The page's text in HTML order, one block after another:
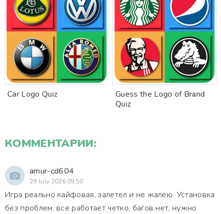
Car Logo Quiz
Guess the Logo of Brand
Quiz
КОММЕНТАРИИ:
amur-cd604
29 July 2026 09:50
Игра реально кайфовая, залетел и не жалею. Установка
без проблем, все работает четко, багов нет, нужно